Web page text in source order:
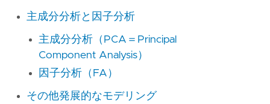
主成分分析と因子分析
主成分分析（PCA＝Principal
Component Analysis）
因子分析（FA）
その他発展的なモデリング